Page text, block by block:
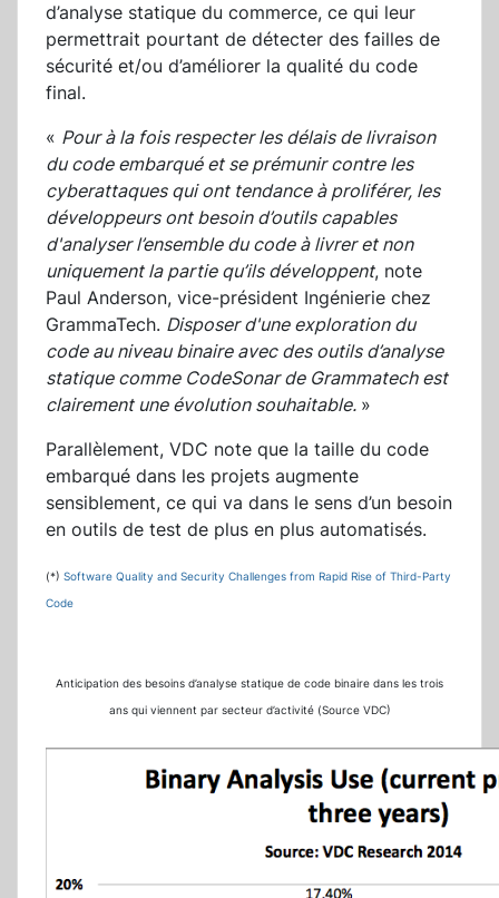
d’analyse statique du commerce, ce qui leur
permettrait pourtant de détecter des failles de
sécurité et/ou d’améliorer la qualité du code
final.
« Pour à la fois respecter les délais de livraison
du code embarqué et se prémunir contre les
cyberattaques qui ont tendance à proliférer, les
développeurs ont besoin d’outils capables
d'analyser l’ensemble du code à livrer et non
uniquement la partie qu’ils développent, note
Paul Anderson, vice-président Ingénierie chez
GrammaTech. Disposer d'une exploration du
code au niveau binaire avec des outils d’analyse
statique comme CodeSonar de Grammatech est
clairement une évolution souhaitable. »
Parallèlement, VDC note que la taille du code
embarqué dans les projets augmente
sensiblement, ce qui va dans le sens d’un besoin
en outils de test de plus en plus automatisés.
(*) Software Quality and Security Challenges from Rapid Rise of Third-Party
Code
Anticipation des besoins d’analyse statique de code binaire dans les trois
ans qui viennent par secteur d’activité (Source VDC)